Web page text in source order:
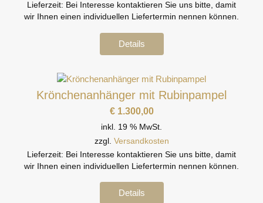
Lieferzeit: Bei Interesse kontaktieren Sie uns bitte, damit
wir Ihnen einen individuellen Liefertermin nennen können.
Details
Krönchenanhänger mit Rubinpampel
€1.300,00
inkl. 19 % MwSt.
zzgl. Versandkosten
Lieferzeit: Bei Interesse kontaktieren Sie uns bitte, damit
wir Ihnen einen individuellen Liefertermin nennen können.
Details